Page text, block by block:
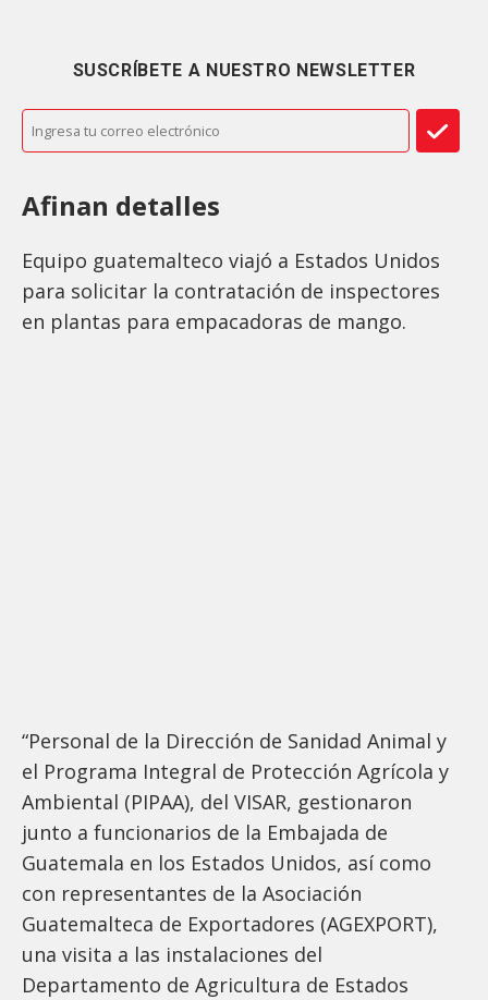
SUSCRÍBETE A NUESTRO NEWSLETTER
Afinan detalles
Equipo guatemalteco viajó a Estados Unidos
para solicitar la contratación de inspectores
en plantas para empacadoras de mango.
“Personal de la Dirección de Sanidad Animal y
el Programa Integral de Protección Agrícola y
Ambiental (PIPAA), del VISAR, gestionaron
junto a funcionarios de la Embajada de
Guatemala en los Estados Unidos, así como
con representantes de la Asociación
Guatemalteca de Exportadores (AGEXPORT),
una visita a las instalaciones del
Departamento de Agricultura de Estados